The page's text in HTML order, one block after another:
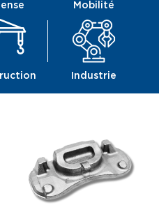
Mobilité
Industrie